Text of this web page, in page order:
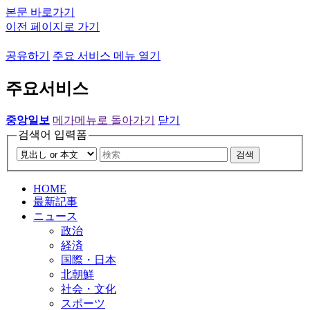
본문 바로가기
이전 페이지로 가기
공유하기 주요 서비스 메뉴 열기
주요서비스
중앙일보 메가메뉴로 돌아가기
닫기
검색어 입력폼
검색
HOME
最新記事
ニュース
政治
経済
国際・日本
北朝鮮
社会・文化
スポーツ